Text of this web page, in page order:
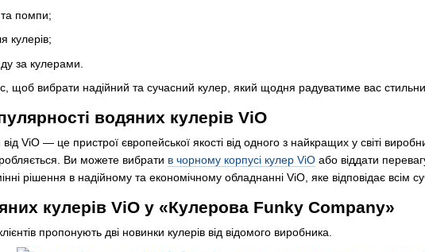
та помпи;
кулерів;
за кулерами.
щоб вибрати надійний та сучасний кулер, який щодня радуватиме вас
водяних кулерів ViO
ViO — це пристрої європейської якості від одного з найкращих у світі
Ви можете вибрати в чорному корпусі кулер ViO або віддати
рішення в надійному та економічному обладнанні ViO, яке відповідає всім
кулерів ViO у «Кулерова Funky Company»
пропонують дві новинки кулерів від відомого виробника.